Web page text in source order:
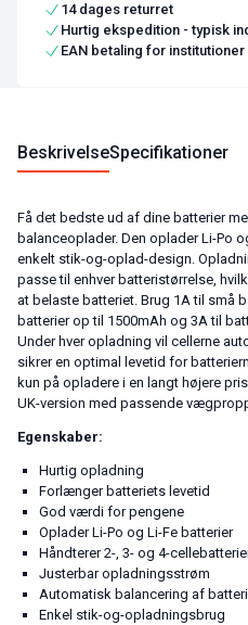
14 dages returret
Hurtig ekspedition - typisk
EAN betaling for institutioner
BeskrivelseSpecifikationer
Få det bedste ud af dine batterier
balanceoplader. Den oplader Li-Po
enkelt stik-og-oplad-design.
passe til enhver batteristørrelse,
at belaste batteriet. Brug 1A til små
batterier op til 1500mAh og 3A til
Under hver opladning vil cellerne
sikrer en optimal levetid for
kun på opladere i en langt højere
UK-version med passende
Egenskaber:
Hurtig opladning
Forlænger batteriets levetid
God værdi for pengene
Oplader Li-Po og Li-Fe batterier
Håndterer 2-, 3- og 4-
Justerbar opladningsstrøm
Automatisk balancering af
Enkel stik-og-opladningsbrug